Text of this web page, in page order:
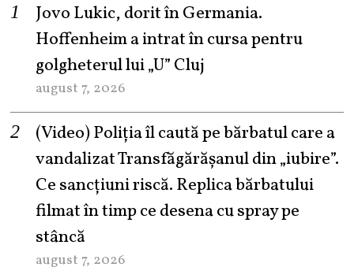
Jovo Lukic, dorit în Germania.
Hoffenheim a intrat în cursa pentru
golgheterul lui „U” Cluj
august 7, 2026
(Video) Poliția îl caută pe bărbatul care a
vandalizat Transfăgărășanul din „iubire”.
Ce sancțiuni riscă. Replica bărbatului
filmat în timp ce desena cu spray pe
stâncă
august 7, 2026